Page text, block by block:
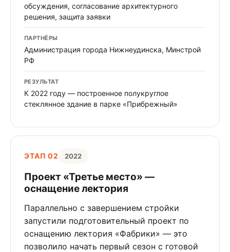
обсуждения, согласование архитектурного
решения, защита заявки
ПАРТНЁРЫ
Администрация города Нижнеудинска, Минстрой
РФ
РЕЗУЛЬТАТ
К 2022 году — построенное полукруглое
стеклянное здание в парке «Прибрежный»
ЭТАП 02 2022
Проект «Третье место» —
оснащение лектория
Параллельно с завершением стройки
запустили подготовительный проект по
оснащению лектория «Фабрики» — это
позволило начать первый сезон с готовой